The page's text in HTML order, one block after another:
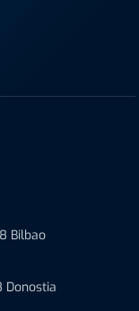
Bilbao
Donostia